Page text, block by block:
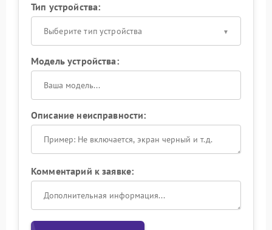
Тип устройства:
Выберите тип устройства
Модель устройства:
Описание неисправности:
Комментарий к заявке: